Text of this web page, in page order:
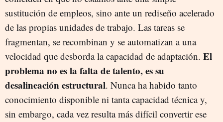
sustitución de empleos, sino ante un rediseño acelerado
de las propias unidades de trabajo. Las tareas se
fragmentan, se recombinan y se automatizan a una
velocidad que desborda la capacidad de adaptación. El
problema no es la falta de talento, es su
desalineación estructural. Nunca ha habido tanto
conocimiento disponible ni tanta capacidad técnica y,
sin embargo, cada vez resulta más difícil convertir ese